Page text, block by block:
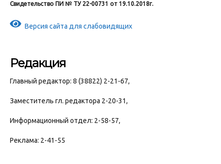
Свидетельство ПИ № ТУ 22-00731 от 19.10.2018г.
Версия сайта для слабовидящих
Редакция
Главный редактор: 8 (38822) 2-21-67,
Заместитель гл. редактора 2-20-31,
Информационный отдел: 2-58-57,
Реклама: 2-41-55